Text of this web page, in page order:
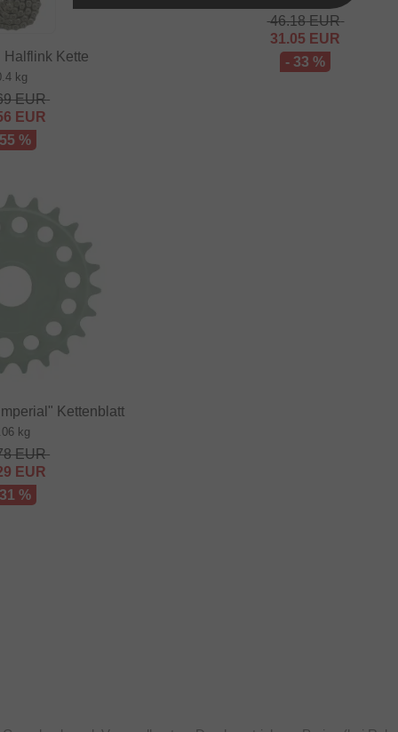
Halflink Kette
kg
EUR
EUR
%
46.18EUR
31.05 EUR
- 33 %
Kettenblatt
kg
EUR
EUR
%